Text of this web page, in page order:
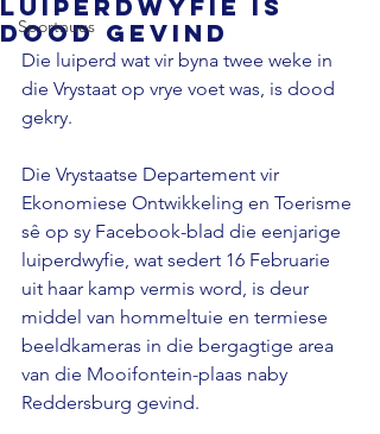
Sportnuus
luiperdwyfie is
dood gevind
Die luiperd wat vir byna twee weke in
die Vrystaat op vrye voet was, is dood
gekry.
Die Vrystaatse Departement vir
Ekonomiese Ontwikkeling en Toerisme
sê op sy Facebook-blad die eenjarige
luiperdwyfie, wat sedert 16 Februarie
uit haar kamp vermis word, is deur
middel van hommeltuie en termiese
beeldkameras in die bergagtige area
van die Mooifontein-plaas naby
Reddersburg gevind.